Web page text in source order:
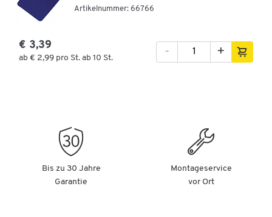
Artikelnummer: 66766
€ 3,39
ab € 2,99 pro St. ab 10 St.
+
-
Bis zu 30 Jahre
Garantie
Montageservice
vor Ort